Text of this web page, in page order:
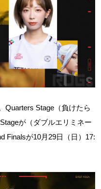
Quarters Stage（負けたら
が（ダブルエリミネー
Finalsが10月29日（日）17: